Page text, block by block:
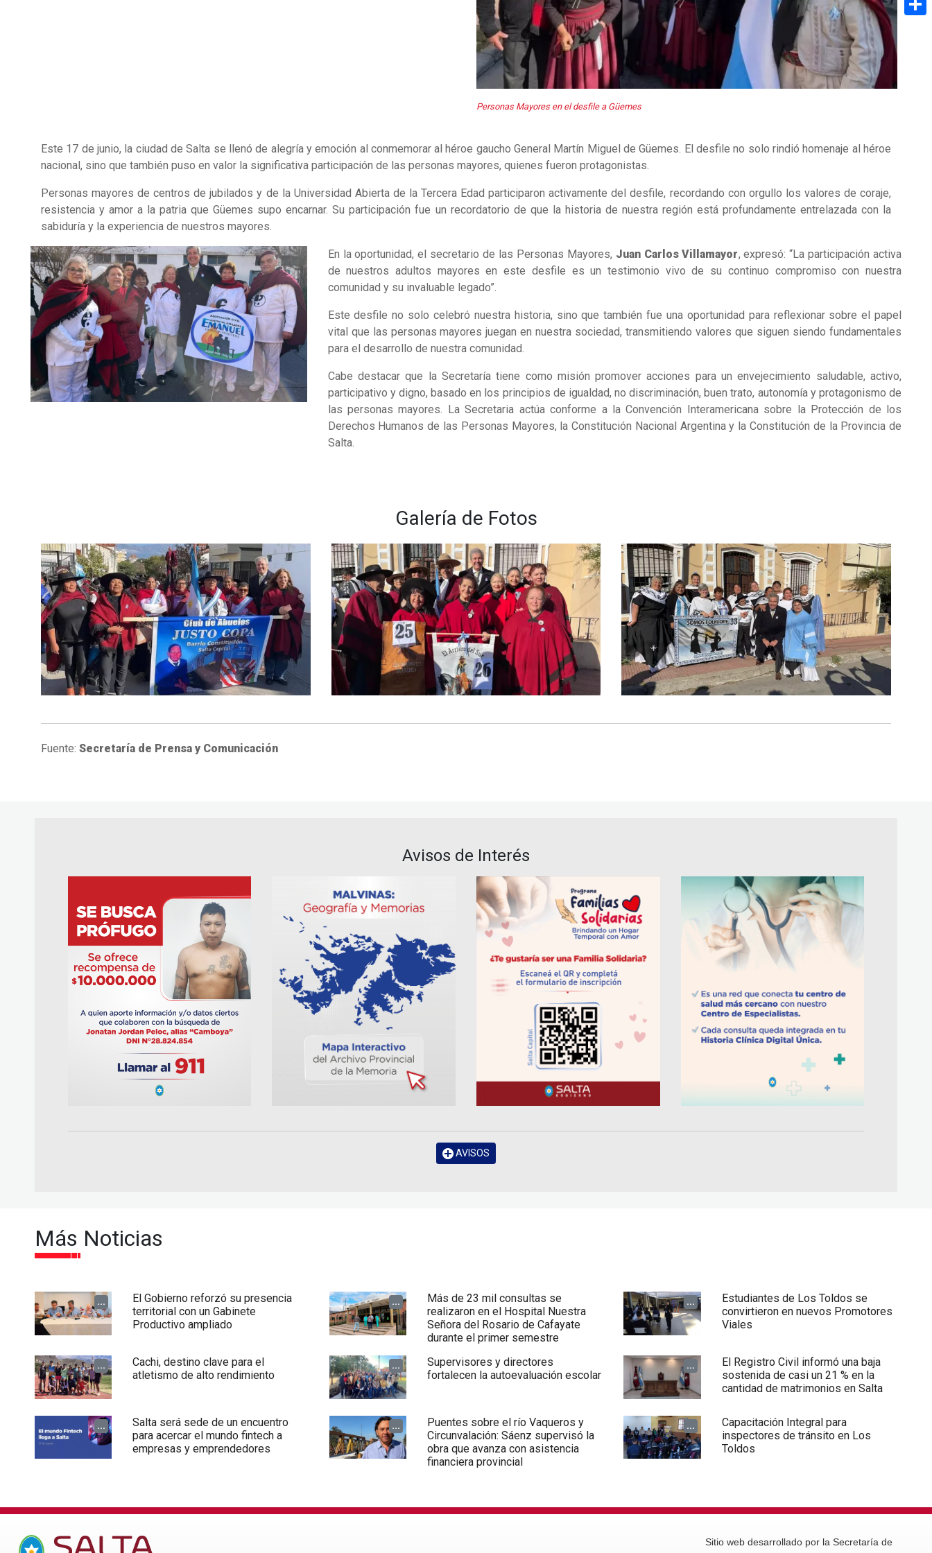
Personas Mayores en el desfile a Güemes
Este 17 de junio, la ciudad de Salta se llenó de alegría y emoción al conmemorar al héroe gaucho General Martín Miguel de Güemes. El desfile no solo rindió homenaje al héroe
nacional, sino que también puso en valor la significativa participación de las personas mayores, quienes fueron protagonistas.
Personas mayores de centros de jubilados y de la Universidad Abierta de la Tercera Edad participaron activamente del desfile, recordando con orgullo los valores de coraje,
resistencia y amor a la patria que Güemes supo encarnar. Su participación fue un recordatorio de que la historia de nuestra región está profundamente entrelazada con la
sabiduría y la experiencia de nuestros mayores.
En la oportunidad, el secretario de las Personas Mayores, Juan Carlos Villamayor, expresó: “La participación activa
de nuestros adultos mayores en este desfile es un testimonio vivo de su continuo compromiso con nuestra
comunidad y su invaluable legado”.
Este desfile no solo celebró nuestra historia, sino que también fue una oportunidad para reflexionar sobre el papel
vital que las personas mayores juegan en nuestra sociedad, transmitiendo valores que siguen siendo fundamentales
para el desarrollo de nuestra comunidad.
Cabe destacar que la Secretaría tiene como misión promover acciones para un envejecimiento saludable, activo,
participativo y digno, basado en los principios de igualdad, no discriminación, buen trato, autonomía y protagonismo de
las personas mayores. La Secretaria actúa conforme a la Convención Interamericana sobre la Protección de los
Derechos Humanos de las Personas Mayores, la Constitución Nacional Argentina y la Constitución de la Provincia de
Salta.
Galería de Fotos
Fuente: Secretaría de Prensa y Comunicación
Avisos de Interés
AVISOS
Más Noticias
...
El Gobierno reforzó su presencia
territorial con un Gabinete
Productivo ampliado
...
Más de 23 mil consultas se
realizaron en el Hospital Nuestra
Señora del Rosario de Cafayate
durante el primer semestre
...
Estudiantes de Los Toldos se
convirtieron en nuevos Promotores
Viales
...
Cachi, destino clave para el
atletismo de alto rendimiento
...
Supervisores y directores
fortalecen la autoevaluación escolar
...
El Registro Civil informó una baja
sostenida de casi un 21 % en la
cantidad de matrimonios en Salta
...
Salta será sede de un encuentro
para acercar el mundo fintech a
empresas y emprendedores
...
Puentes sobre el río Vaqueros y
Circunvalación: Sáenz supervisó la
obra que avanza con asistencia
financiera provincial
...
Capacitación Integral para
inspectores de tránsito en Los
Toldos
Sitio web desarrollado por la Secretaría de